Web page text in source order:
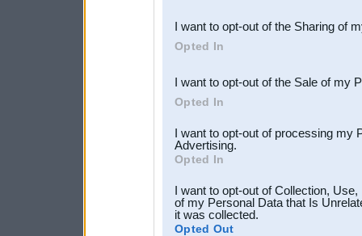
Downstream Participants
third parties.
I want to opt-out of the Sharing of
Opted In
I want to opt-out of the Sale of my
Opted In
I want to opt-out of processing my
Advertising.
Opted In
I want to opt-out of Collection,
of my Personal Data that Is
it was collected.
Opted Out